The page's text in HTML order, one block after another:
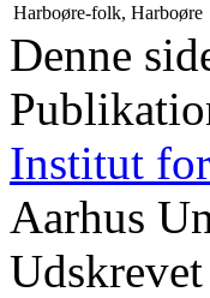
Harboøre-folk, Harboøre
Denne
Institut
Aarhus